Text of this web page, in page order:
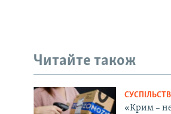
Читайте також
«Крим –